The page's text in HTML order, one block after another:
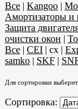
Все | Kangoo |
Амортизаторы и
Защита
очистки окон |
Все | CEI | cx |
samko | SKF |
Для сортировки
Сортировка: